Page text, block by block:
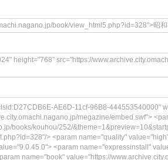
book/view_html5.php?id=328">昭
height="768" src="https://
AE6D-11cf-96B8-444553540000"
megazine/embed.swf">
books/kouhou/252/
> <param name="quality"
<param name="expressinstall"
name="book" value="https://